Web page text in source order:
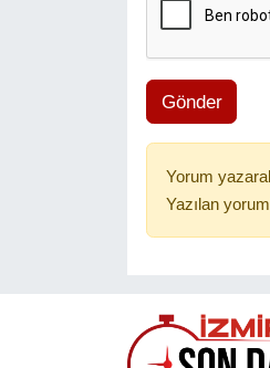
Gönder
Yorum
Yazılan